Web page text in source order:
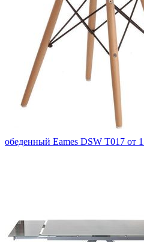
обеденный Eames DSW T017 от